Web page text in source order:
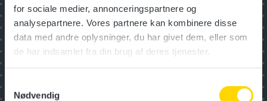
for sociale medier, annonceringspartnere og
analysepartnere. Vores partnere kan kombinere disse
data med andre oplysninger, du har givet dem, eller som
de har indsamlet fra din brug af deres tjenester.
Nødvendig
Medarbejder- og
organisations­udvikling